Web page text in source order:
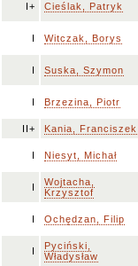
I+ Cieślak, Patryk
I Witczak, Borys
I Suska, Szymon
I Brzezina, Piotr
II+ Kania, Franciszek
I Niesyt, Michał
I
Wojtacha,
Krzysztof
I Ochędzan, Filip
I
Pyciński,
Władysław